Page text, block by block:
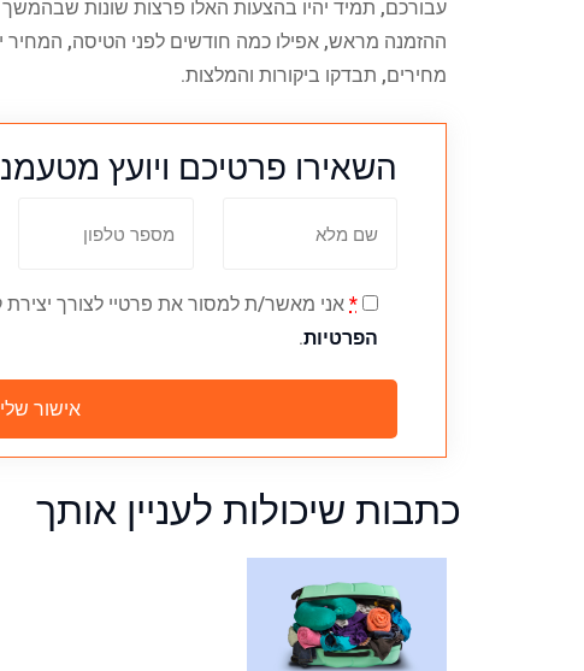
עבורכם, תמיד יהיו בהצעות האלו פרצות שונות
ההזמנה מראש, אפילו כמה חודשים לפני הטיסה, המחיר
מחירים, תבדקו ביקורות והמלצות.
השאירו פרטיכם ויועץ
* אני מאשר/ת למסור את פרטיי לצורך
הפרטיות.
כתבות שיכולות לעניין אותך